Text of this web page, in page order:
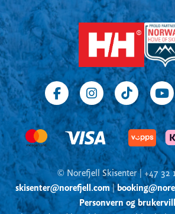
© Norefjell Skisenter | +47 32
skisenter@norefjell.com|
Personvern og